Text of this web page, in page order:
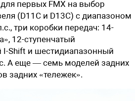
первых FMX на выбор
(D11C и D13C) с диапазоном
три коробки передач: 14-
12-ступенчатый
Shift и шестидиапазонный
А еще — семь моделей задних
задних «тележек».